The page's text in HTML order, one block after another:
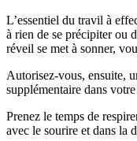
L’essentiel du travil à
à rien de se précipiter ou
réveil se met à sonner,
Autorisez-vous, ensuite,
supplémentaire dans
Prenez le temps de
avec le sourire et dans la